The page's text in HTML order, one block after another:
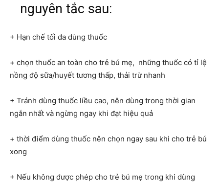
nguyên tắc sau:
+ Hạn chế tối đa dùng thuốc
+ chọn thuốc an toàn cho trẻ bú mẹ, những thuốc có tỉ lệ
nồng độ sữa/huyết tương thấp, thải trừ nhanh
+ Tránh dùng thuốc liều cao, nên dùng trong thời gian
ngắn nhất và ngừng ngay khi đạt hiệu quả
+ thời điểm dùng thuốc nên chọn ngay sau khi cho trẻ bú
xong
+ Nếu không được phép cho trẻ bú mẹ trong khi dùng